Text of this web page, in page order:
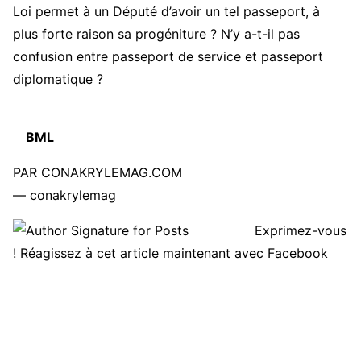
Loi permet à un Député d’avoir un tel passeport, à
plus forte raison sa progéniture ? N’y a-t-il pas
confusion entre passeport de service et passeport
diplomatique ?
BML
PAR CONAKRYLEMAG.COM
— conakrylemag
Exprimez-vous
! Réagissez à cet article maintenant avec Facebook